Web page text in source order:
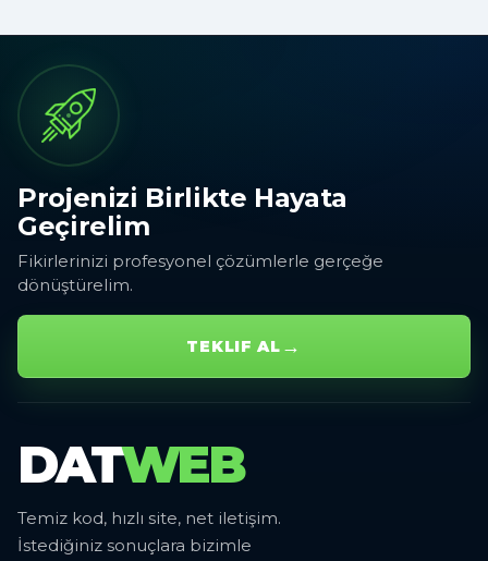
Projenizi Birlikte Hayata
Geçirelim
Fikirlerinizi profesyonel çözümlerle gerçeğe
dönüştürelim.
TEKLIF AL →
DATWEB
Temiz kod, hızlı site, net iletişim.
İstediğiniz sonuçlara bizimle